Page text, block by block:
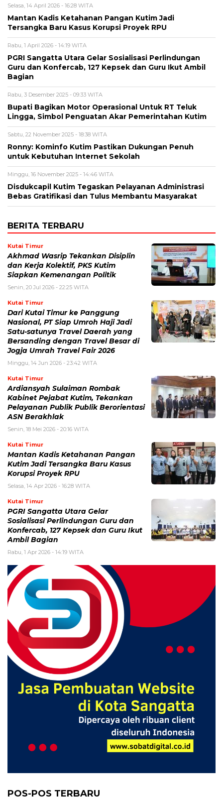
Selasa, 14 April 2026 - 16:28 WITA
Mantan Kadis Ketahanan Pangan Kutim Jadi
Tersangka Baru Kasus Korupsi Proyek RPU
Rabu, 1 April 2026 - 14:19 WITA
PGRI Sangatta Utara Gelar Sosialisasi Perlindungan
Guru dan Konfercab, 127 Kepsek dan Guru Ikut Ambil
Bagian
Rabu, 3 Desember 2025 - 09:33 WITA
Bupati Bagikan Motor Operasional Untuk RT Teluk
Lingga, Simbol Penguatan Akar Pemerintahan Kutim
Sabtu, 22 November 2025 - 18:38 WITA
Ronny: Kominfo Kutim Pastikan Dukungan Penuh
untuk Kebutuhan Internet Sekolah
Minggu, 16 November 2025 - 14:46 WITA
Disdukcapil Kutim Tegaskan Pelayanan Administrasi
Bebas Gratifikasi dan Tulus Membantu Masyarakat
BERITA TERBARU
Kutai Timur
Akhmad Wasrip Tekankan Disiplin
dan Kerja Kolektif, PKS Kutim
Siapkan Kemenangan Politik
Senin, 20 Jul 2026 - 22:25 WITA
Kutai Timur
Dari Kutai Timur ke Panggung
Nasional, PT Siap Umroh Haji Jadi
Satu-satunya Travel Daerah yang
Bersanding dengan Travel Besar di
Jogja Umrah Travel Fair 2026
Minggu, 14 Jun 2026 - 23:42 WITA
Kutai Timur
Ardiansyah Sulaiman Rombak
Kabinet Pejabat Kutim, Tekankan
Pelayanan Publik Publik Berorientasi
ASN Berakhlak
Senin, 18 Mei 2026 - 20:16 WITA
Kutai Timur
Mantan Kadis Ketahanan Pangan
Kutim Jadi Tersangka Baru Kasus
Korupsi Proyek RPU
Selasa, 14 Apr 2026 - 16:28 WITA
Kutai Timur
PGRI Sangatta Utara Gelar
Sosialisasi Perlindungan Guru dan
Konfercab, 127 Kepsek dan Guru Ikut
Ambil Bagian
Rabu, 1 Apr 2026 - 14:19 WITA
POS-POS TERBARU